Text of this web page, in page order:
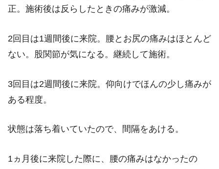
正。施術後は反らしたときの痛みが激減。
2回目は1週間後に来院。腰とお尻の痛みはほとんど
ない。股関節が気になる。継続して施術。
3回目は2週間後に来院。仰向けでほんの少し痛みが
ある程度。
状態は落ち着いていたので、間隔をあける。
1ヵ月後に来院した際に、腰の痛みはなかったの